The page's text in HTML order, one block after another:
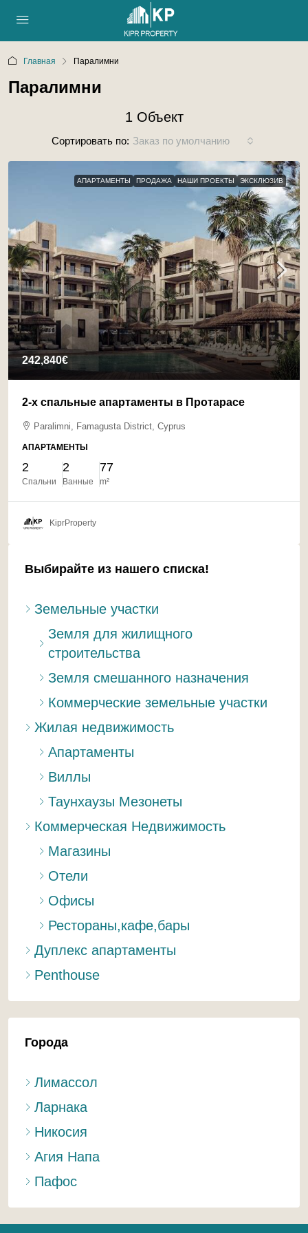
Главная Паралимни
Паралимни
1 Объект
Сортировать по: Заказ по умолчанию
АПАРТАМЕНТЫ ПРОДАЖА НАШИ ПРОЕКТЫ ЭКСКЛЮЗИВ
242,840€
2-х спальные апартаменты в Протарасе
Paralimni, Famagusta District, Cyprus
АПАРТАМЕНТЫ
2
Спальни
2
Ванные
77
m²
KiprProperty
Выбирайте из нашего списка!
Земельные участки
Земля для жилищного
строительства
Земля смешанного назначения
Коммерческие земельные участки
Жилая недвижимость
Апартаменты
Виллы
Таунхаузы Мезонеты
Коммерческая Недвижимость
Магазины
Отели
Офисы
Рестораны,кафе,бары
Дуплекс апартаменты
Penthouse
Города
Лимассол
Ларнака
Никосия
Агия Напа
Пафос